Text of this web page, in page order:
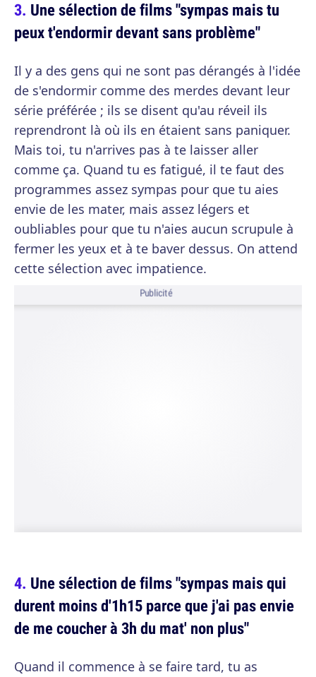
Une sélection de films "sympas mais tu
peux t'endormir devant sans problème"
Il y a des gens qui ne sont pas dérangés à l'idée
de s'endormir comme des merdes devant leur
série préférée ; ils se disent qu'au réveil ils
reprendront là où ils en étaient sans paniquer.
Mais toi, tu n'arrives pas à te laisser aller
comme ça. Quand tu es fatigué, il te faut des
programmes assez sympas pour que tu aies
envie de les mater, mais assez légers et
oubliables pour que tu n'aies aucun scrupule à
fermer les yeux et à te baver dessus. On attend
cette sélection avec impatience.
Publicité
Une sélection de films "sympas mais qui
durent moins d'1h15 parce que j'ai pas envie
de me coucher à 3h du mat' non plus"
Quand il commence à se faire tard, tu as